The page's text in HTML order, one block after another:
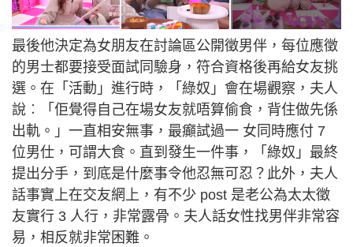
最後他決定為女朋友在討論區公開徵男伴，每位應徵
的男士都要接受面試同驗身，符合資格後再給女友挑
選。在「活動」進行時，「綠奴」會在場觀察，夫人
說︰「佢覺得自己在場女友就唔算偷食，背住做先係
出軌。」一直相安無事，最癲試過一 女同時應付 7
位男仕，可謂大食。直到發生一件事，「綠奴」最終
提出分手，到底是什麼事令他忍無可忍？此外，夫人
話事實上在交友網上，有不少 post 是老公為太太徵
友實行 3 人行，非常露骨。夫人話女性找男伴非常容
易，相反就非常困難。